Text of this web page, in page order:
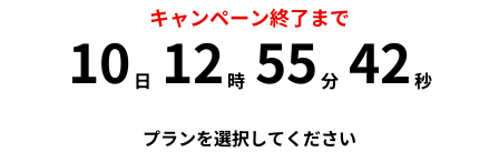
キャンペーン終了まで
10 日 12 時 55 分 42 秒
プランを選択してください